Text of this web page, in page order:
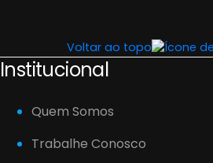
Voltar ao topo
Institucional
Quem Somos
Trabalhe Conosco